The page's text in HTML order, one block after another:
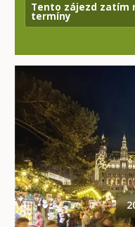
Tento zájezd zatím
termíny